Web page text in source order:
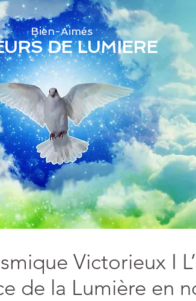
Bien-Aimés
DE LUMIERE
Victorieux I
de la Lumière en